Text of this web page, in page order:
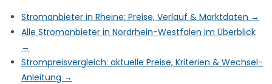
Stromanbieter in Rheine: Preise, Verlauf & Marktdaten →
Alle Stromanbieter in Nordrhein-Westfalen im Überblick
→
Strompreisvergleich: aktuelle Preise, Kriterien & Wechsel-
Anleitung →